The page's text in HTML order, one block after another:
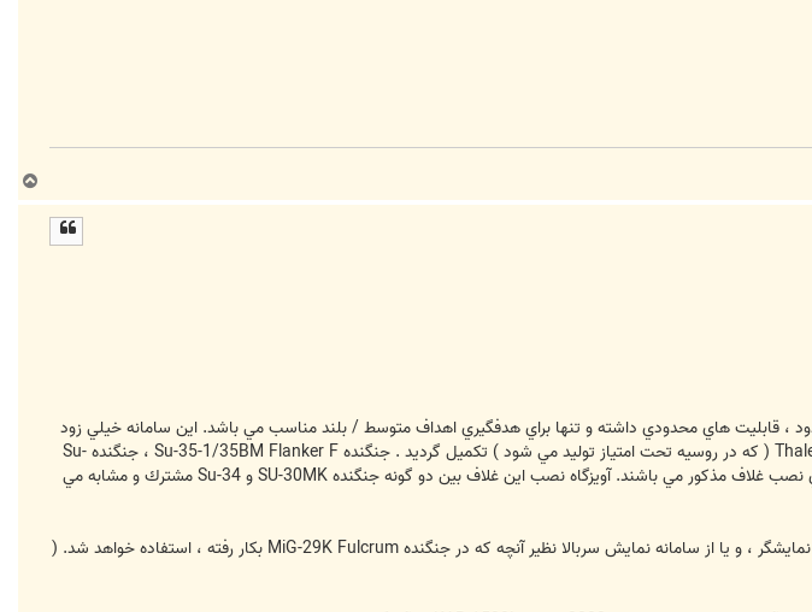
ا
، قابليت هاي محدودي داشته و تنها براي هدفگيري اهداف متوسط / بلند مناسب مي باشد. اين سامانه خيلي زود
بوسيله غلاف هدفگيري ليزري با قابليت تصويربرداري حرارتي فرانسوي Thales Damocles ( كه در روسيه تحت امتياز توليد مي شود ) تكميل گرديد . جنگنده Su-35-1/35BM Flanker F ، جنگنده Su-
27SM/SMK Flanker B+ و گونه ارتقاء يافته Su-24M2 Fencer از نامزدهاي بعدي نصب غلاف مذكور مي باشند. آويزگاه نصب اين غلاف بين دو گونه جنگنده SU-30MK و Su-34 مشترك و مشابه مي
هنوز مشخص نيست كه براي خلبانان جنگنده Su-34 از كلاه سري Shchel مجهز به نمايشگر ، و يا از سامانه نمايش سربالا نظير آنچه كه در جنگنده MiG-29K Fulcrum بكار رفته ، استفاده خواهد شد. (